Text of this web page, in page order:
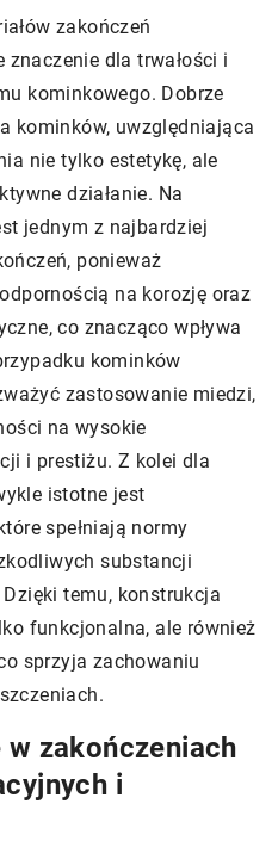
zakończeń
dla trwałości i
kominkowego. Dobrze
kominków, uwzględniająca
nie tylko estetykę, ale
działanie. Na
jednym z najbardziej
ponieważ
na korozję oraz
co znacząco wpływa
kominków
zastosowanie miedzi,
na wysokie
i prestiżu. Z kolei dla
istotne jest
spełniają normy
substancji
temu, konstrukcja
funkcjonalna, ale również
sprzyja zachowaniu
zakończeniach
i